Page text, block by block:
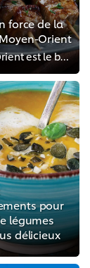
force de la
Orient
Le Moyen-Orient est le berceau de nombreux ingrédients et arômes exceptionnels. Si certains ont déjà atteint une certaine renom...
pour
légumes
délicieux